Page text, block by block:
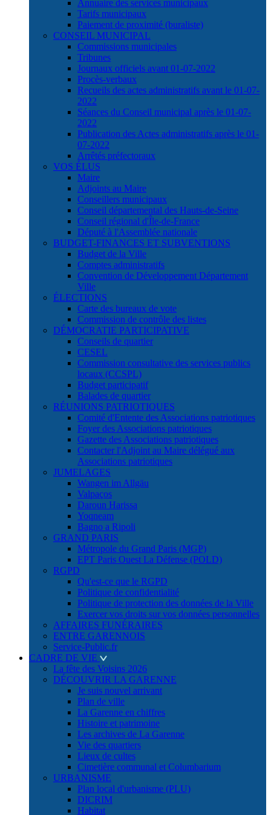
Annuaire des services municipaux
Tarifs municipaux
Paiement de proximité (buraliste)
CONSEIL MUNICIPAL
Commissions municipales
Tribunes
Journaux officiels avant 01-07-2022
Procès-verbaux
Recueils des actes administratifs avant le 01-07-
2022
Séances du Conseil municipal après le 01-07-
2022
Publication des Actes administratifs après le 01-
07-2022
Arrêtés préfectoraux
VOS ÉLUS
Maire
Adjoints au Maire
Conseillers municipaux
Conseil départemental des Hauts-de-Seine
Conseil régional d'Île-de-France
Député à l'Assemblée nationale
BUDGET-FINANCES ET SUBVENTIONS
Budget de la Ville
Comptes administratifs
Convention de Développement Département
Ville
ÉLECTIONS
Carte des bureaux de vote
Commission de contrôle des listes
DÉMOCRATIE PARTICIPATIVE
Conseils de quartier
CESEL
Commission consultative des services publics
locaux (CCSPL)
Budget participatif
Balades de quartier
RÉUNIONS PATRIOTIQUES
Comité d'Entente des Associations patriotiques
Foyer des Associations patriotiques
Gazette des Associations patriotiques
Contacter l'Adjoint au Maire délégué aux
Associations patriotiques
JUMELAGES
Wangen im Allgäu
Valpaços
Daroun Harissa
Yoqneam
Bagno a Ripoli
GRAND PARIS
Métropole du Grand Paris (MGP)
EPT Paris Ouest La Défense (POLD)
RGPD
Qu'est-ce que le RGPD
Politique de confidentialité
Politique de protection des données de la Ville
Exercer vos droits sur vos données personnelles
AFFAIRES FUNÉRAIRES
ENTRE GARENNOIS
Service-Public.fr
CADRE DE VIE
La fête des Voisins 2026
DÉCOUVRIR LA GARENNE
Je suis nouvel arrivant
Plan de ville
La Garenne en chiffres
Histoire et patrimoine
Les archives de La Garenne
Vie des quartiers
Lieux de cultes
Cimetière communal et Columbarium
URBANISME
Plan local d'urbanisme (PLU)
DICRIM
Habitat